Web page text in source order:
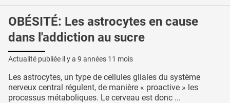
OBÉSITÉ: Les astrocytes en cause
dans l'addiction au sucre
Actualité publiée il y a 9 années 11 mois
Les astrocytes, un type de cellules gliales du système
nerveux central régulent, de manière « proactive » les
processus métaboliques. Le cerveau est donc ...